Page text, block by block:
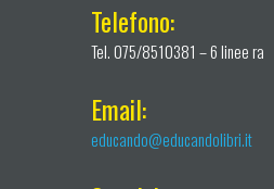
Telefono:
Tel. 075/8510381 – 6 linee ra
Email:
educando@educandolibri.it